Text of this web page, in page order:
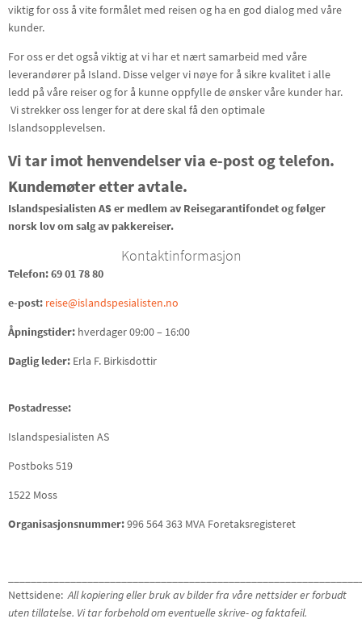
viktig for oss å vite formålet med reisen og ha en god dialog med våre
kunder.
For oss er det også viktig at vi har et nært samarbeid med våre
leverandører på Island. Disse velger vi nøye for å sikre kvalitet i alle
ledd på våre reiser og for å kunne oppfylle de ønsker våre kunder har.
Vi strekker oss lenger for at dere skal få den optimale
Islandsopplevelsen.
Vi tar imot henvendelser via e-post og telefon.
Kundemøter etter avtale.
Islandspesialisten AS er medlem av Reisegarantifondet og følger
norsk lov om salg av pakkereiser.
Kontaktinformasjon
Telefon: 69 01 78 80
e-post: reise@islandspesialisten.no
Åpningstider: hverdager 09:00 – 16:00
Daglig leder: Erla F. Birkisdottir
Postadresse:
Islandspesialisten AS
Postboks 519
1522 Moss
Organisasjonsnummer:996 564 363 MVA Foretaksregisteret
Nettsidene:All kopiering eller bruk av bilder fra våre nettsider er forbudt
uten tillatelse. Vi tar forbehold om eventuelle skrive- og faktafeil.